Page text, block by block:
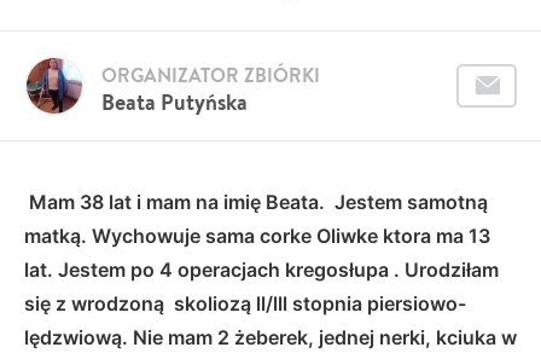
Beata Putyńska
ORGANIZATOR ZBIÓRKI
Mam 38 lat i mam na imię Beata. Jestem samotną
matką. Wychowuje sama corke Oliwke ktora ma 13
lat. Jestem po 4 operacjach kregosłupa . Urodziłam
się z wrodzoną skoliozą ll/lll stopnia piersiowo-
lędzwiową. Nie mam 2 żeberek, jednej nerki, kciuka w